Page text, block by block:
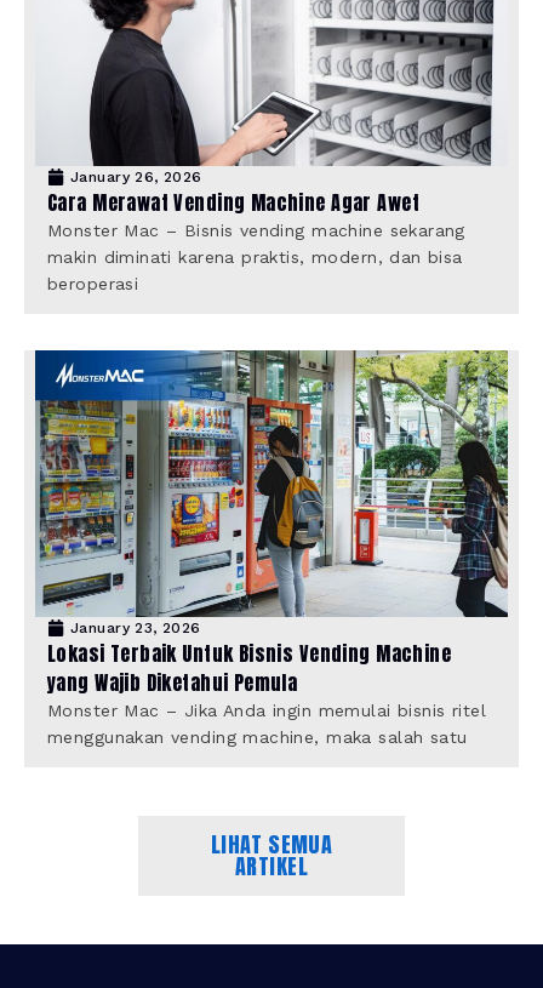
January 26, 2026
Cara Merawat Vending Machine Agar Awet
Monster Mac – Bisnis vending machine sekarang
makin diminati karena praktis, modern, dan bisa
beroperasi
January 23, 2026
Lokasi Terbaik Untuk Bisnis Vending Machine
yang Wajib Diketahui Pemula
Monster Mac – Jika Anda ingin memulai bisnis ritel
menggunakan vending machine, maka salah satu
LIHAT SEMUA
ARTIKEL